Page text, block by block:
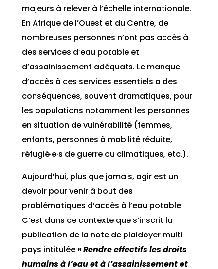
majeurs à relever à l’échelle internationale.
En Afrique de l’Ouest et du Centre, de
nombreuses personnes n’ont pas accès à
des services d’eau potable et
d’assainissement adéquats. Le manque
d’accès à ces services essentiels a des
conséquences, souvent dramatiques, pour
les populations notamment les personnes
en situation de vulnérabilité (femmes,
enfants, personnes à mobilité réduite,
réfugié·e·s de guerre ou climatiques, etc.).
Aujourd’hui, plus que jamais, agir est un
devoir pour venir à bout des
problématiques d’accès à l’eau potable.
C’est dans ce contexte que s’inscrit la
publication de la note de plaidoyer multi
pays intitulée «Rendre effectifs les droits
humains à l’eau et à l’assainissement et